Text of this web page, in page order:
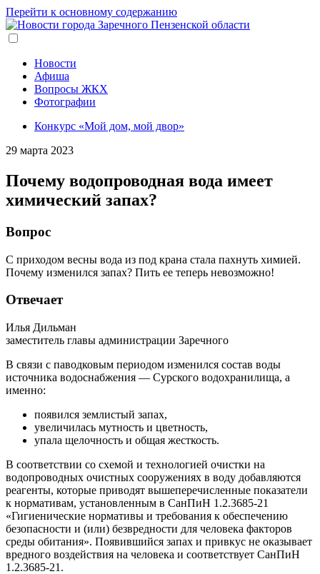
Перейти к основному содержанию
Новости
Афиша
Вопросы ЖКХ
Фотографии
Конкурс «Мой дом, мой двор»
29 марта 2023
Почему водопроводная вода имеет
химический запах?
Вопрос
С приходом весны вода из под крана стала пахнуть химией.
Почему изменился запах? Пить ее теперь невозможно!
Отвечает
Илья Дильман
заместитель главы администрации Заречного
В связи с паводковым периодом изменился состав воды
источника водоснабжения — Сурского водохранилища, а
именно:
появился землистый запах,
увеличилась мутность и цветность,
упала щелочность и общая жесткость.
В соответствии со схемой и технологией очистки на
водопроводных очистных сооружениях в воду добавляются
реагенты, которые приводят вышеперечисленные показатели
к нормативам, установленным в СанПиН 1.2.3685-21
«Гигиенические нормативы и требования к обеспечению
безопасности и (или) безвредности для человека факторов
среды обитания». Появившийся запах и привкус не оказывает
вредного воздействия на человека и соответствует СанПиН
1.2.3685-21.